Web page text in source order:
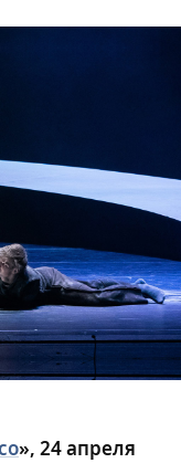
», 24 апреля